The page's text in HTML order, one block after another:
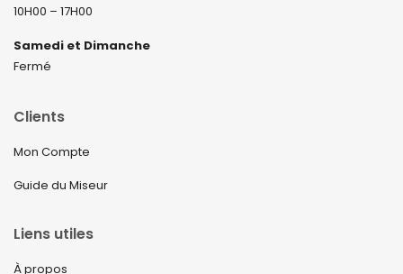
10H00 – 17H00
Samedi et Dimanche
Fermé
Clients
Mon Compte
Guide du Miseur
Liens utiles
À propos